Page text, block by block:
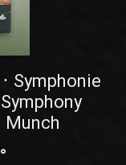
Symphonie
Munch